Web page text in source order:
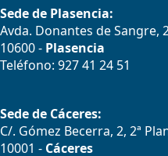
Sede de Plasencia:
Avda. Donantes de Sangre,
10600 - Plasencia
Teléfono: 927 41 24 51
Sede de Cáceres:
C/. Gómez Becerra, 2, 2ª
10001 - Cáceres